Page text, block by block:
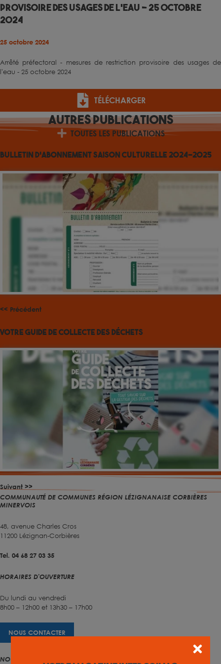
provisoire des usages de l'eau - 25 octobre
2024
25 octobre 2024
Arrêté préfectoral - mesures de restriction provisoire des usages de
l'eau - 25 octobre 2024
TÉLÉCHARGER
AutresPublications
TOUTES LES PUBLICATIONS
Bulletin d’abonnement Saison culturelle 2024-2025
<< Précédent
Votre guide de collecte des déchets
Suivant >>
COMMUNAUTÉ DE COMMUNES RÉGION LÉZIGNANAISE CORBIÈRES
MINERVOIS
48, avenue Charles Cros
11200 Lézignan-Corbières
Tel. 04 68 27 03 35
HORAIRES D'OUVERTURE
Du lundi au vendredi
8h00 – 12h00 et 13h30 – 17h00
NOUS CONTACTER
NOUS SUIVRE